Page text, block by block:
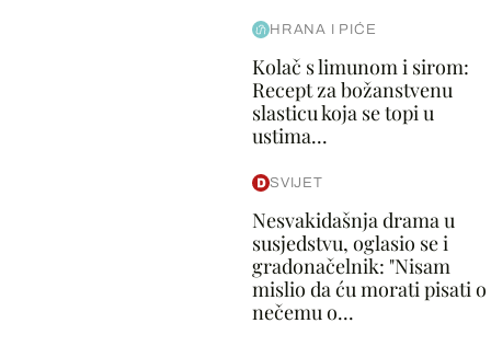
HRANA I PIĆE
Kolač s limunom i sirom:
Recept za božanstvenu
slasticu koja se topi u
ustima...
SVIJET
Nesvakidašnja drama u
susjedstvu, oglasio se i
gradonačelnik: "Nisam
mislio da ću morati pisati o
nečemu o...